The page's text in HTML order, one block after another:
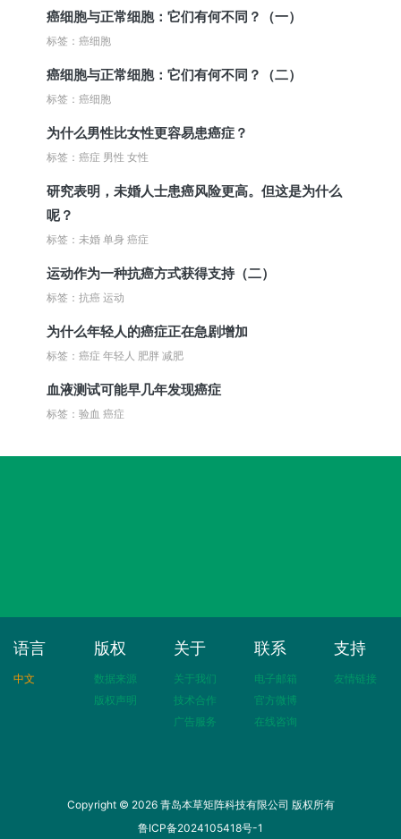
癌细胞与正常细胞：它们有何不同？（一）
标签：癌细胞
癌细胞与正常细胞：它们有何不同？（二）
标签：癌细胞
为什么男性比女性更容易患癌症？
标签：癌症 男性 女性
研究表明，未婚人士患癌风险更高。但这是为什么
呢？
标签：未婚 单身 癌症
运动作为一种抗癌方式获得支持（二）
标签：抗癌 运动
为什么年轻人的癌症正在急剧增加
标签：癌症 年轻人 肥胖 减肥
血液测试可能早几年发现癌症
标签：验血 癌症
语言
中文
版权
数据来源
版权声明
关于
关于我们
技术合作
广告服务
联系
电子邮箱
官方微博
在线咨询
支持
友情链接
Copyright © 2026 青岛本草矩阵科技有限公司 版权所有
鲁ICP备2024105418号-1